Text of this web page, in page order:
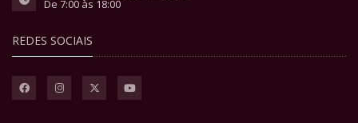
De 7:00 às 18:00
REDES SOCIAIS